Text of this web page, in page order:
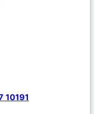
10191